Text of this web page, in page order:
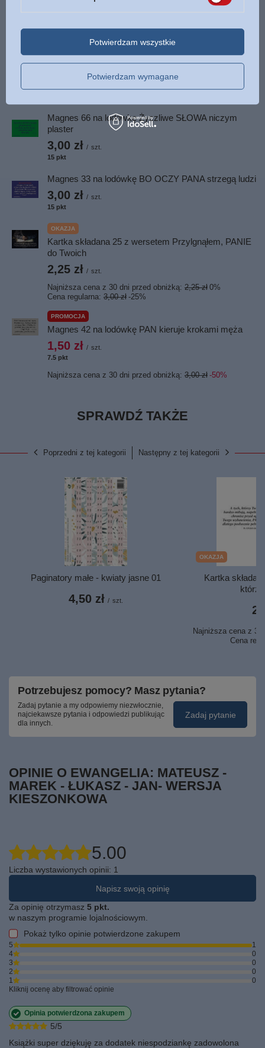
OKAZJA
Magnes 58 na lodówkę Nie ma człowieka, który by
1,50 zł
Najniższa cena z 30 dni przed obniżką:1,50 zł 0%
Magnes 66 na lodówkę Życzliwe SŁOWA niczym
plaster
3,00 zł / szt.
15 pkt
Magnes 33 na lodówkę BO OCZY PANA strzegą ludzi
3,00 zł / szt.
15 pkt
OKAZJA
Kartka składana 25 z wersetem Przylgnąłem, PANIE
do Twoich
2,25 zł / szt.
Najniższa cena z 30 dni przed obniżką: 2,25 zł 0%
Cena regularna: 3,00 zł -25%
PROMOCJA
Magnes 42 na lodówkę PAN kieruje krokami męża
1,50 zł / szt.
7.5 pkt
Najniższa cena z 30 dni przed obniżką: 3,00 zł -50%
SPRAWDŹ TAKŻE
Poprzedni z tej kategorii Następny z tej kategorii
Paginatory małe - kwiaty jasne 01
4,50 zł / szt.
OKAZJA
Kartka
Najniższa cena z
Cena
Potrzebujesz pomocy? Masz pytania?
Zadaj pytanie a my odpowiemy niezwłocznie,
najciekawsze pytania i odpowiedzi publikując
dla innych.
Zadaj pytanie
OPINIE O EWANGELIA: MATEUSZ -
MAREK - ŁUKASZ - JAN- WERSJA
KIESZONKOWA
5.00
Liczba wystawionych opinii: 1
Napisz swoją opinię
Za opinię otrzymasz 5 pkt.
w naszym programie lojalnościowym.
Pokaż tylko opinie potwierdzone zakupem
5
1
4
0
3
0
2
0
1
0
Kliknij ocenę aby filtrować opinie
5/5
Opinia potwierdzona zakupem
Książki super dziękuję za dodatek niespodziankę zadowolona
Potwierdzam wymagane
Potwierdzam wszystkie